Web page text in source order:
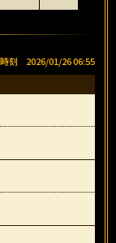
2026/01/26 06:55